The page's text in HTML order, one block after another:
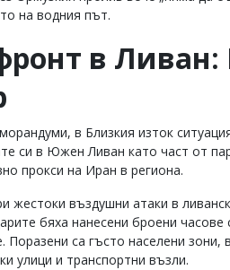
на водния път.
в Ливан:
в Близкия изток
си в Южен Ливан като част от
прокси на Иран в региона.
въздушни атаки в
бяха нанесени броени
Поразени са гъсто населени
улици и транспортни възли.